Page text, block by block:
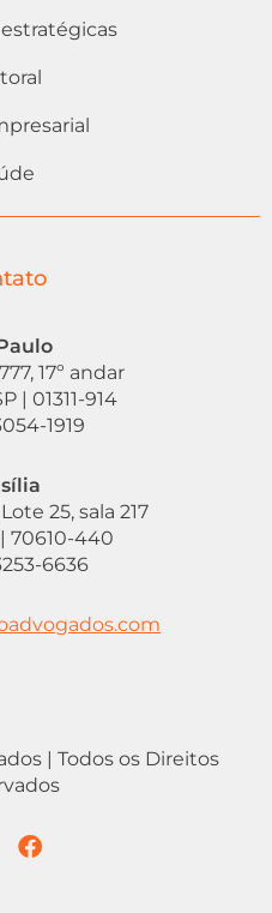
17º andar
| 01311-914
1919
25, sala 217
70610-440
6636
| Todos os Direitos
F